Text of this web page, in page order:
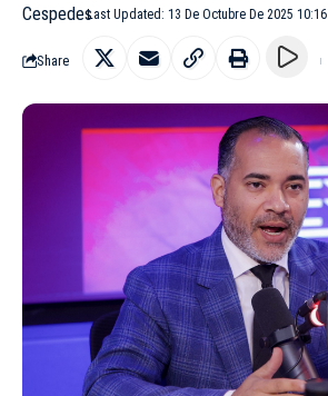
Last Updated: 13 De Octubre De 2025 10:16
Share